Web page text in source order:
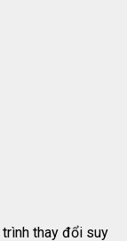
trình thay đổi suy